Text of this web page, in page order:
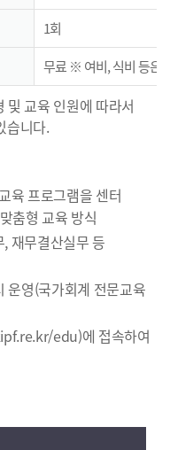
1회
무료 ※ 여비, 식비 등은
교육 인원에 따라서
습니다.
육 프로그램을 센터
춤형 교육 방식
재무결산실무 등
운영(국가회계 전문교육
edu)에 접속하여